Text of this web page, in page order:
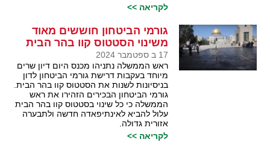
לקריאה >>
גורמי הביטחון חוששים מאוד
משינוי הסטטוס קוו בהר הבית
17 ב ספטמבר 2024
ראש הממשלה נתניהו מכנס היום דיון שרים
מיוחד בעקבות דרישת גורמי הביטחון לדון
בניסיונות לשנות את הסטטוס קוו בהר הבית.
גורמי הביטחון הבכירים הזהירו את ראש
הממשלה כי כל שינוי בסטטוס קוו בהר הבית
עלול להביא לאינתיפאדה חדשה ולתבערה
אזורית גדולה.
לקריאה >>